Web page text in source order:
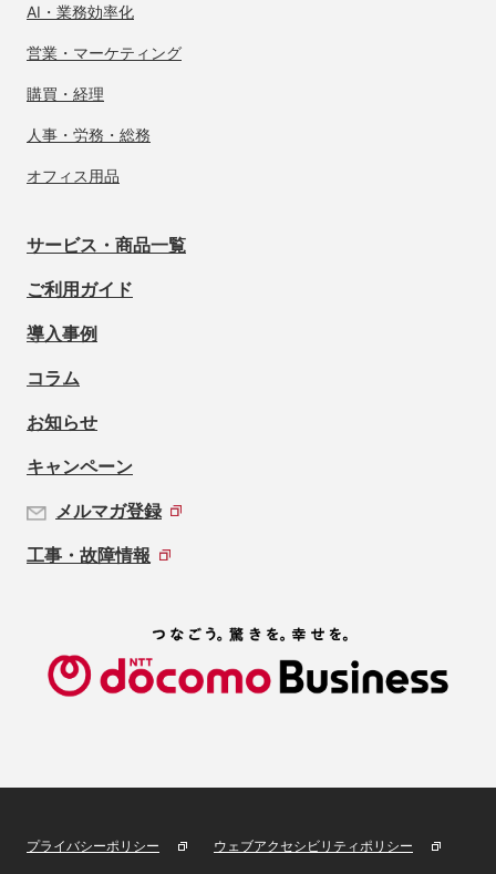
AI・業務効率化
営業・マーケティング
購買・経理
人事・労務・総務
オフィス用品
サービス・商品一覧
ご利用ガイド
導入事例
コラム
お知らせ
キャンペーン
メルマガ登録
工事・故障情報
プライバシーポリシー ウェブアクセシビリティポリシー